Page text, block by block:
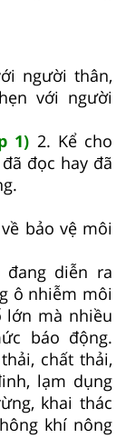
người thân,
với người
1) 2. Kể cho
đọc hay đã
bảo vệ môi
diễn ra
ô nhiễm môi
lớn mà nhiều
báo động.
chất thải,
lạm dụng
khai thác
khí nông